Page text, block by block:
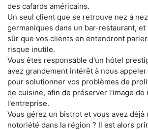
des cafards américains.
Un seul client que se retrouve nez à
germaniques dans un bar-restaurant,
sûr que vos clients en entendront
risque inutile.
Vous êtes responsable d'un hôtel
avez grandement intérêt à nous
pour solutionner vos problèmes de
de cuisine, afin de préserver l'image de
l'entreprise.
Vous gérez un bistrot et vous avez déjà
notoriété dans la région ? Il est alors